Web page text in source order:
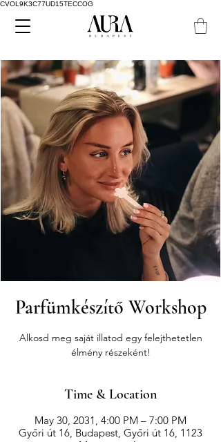
CVOL9K3C77UD15TECCOG
Parfümkészítő Workshop
Alkosd meg saját illatod egy felejthetetlen
élmény részeként!
Time & Location
May 30, 2031, 4:00 PM – 7:00 PM
Győri út 16, Budapest, Győri út 16, 1123